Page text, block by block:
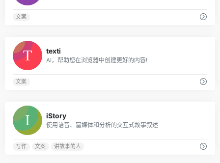
文案
texti
AI，帮助您在浏览器中创建更好的内容!
文案
iStory
使用语音、富媒体和分析的交互式故事叙述
写作 文案 讲故事的人